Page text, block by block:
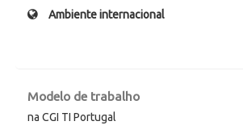
Ambiente internacional
Modelo de trabalho
na CGI TI Portugal